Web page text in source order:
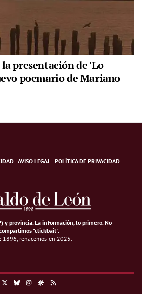
la presentación de 'Lo
poemario de Mariano
AVISO LEGAL POLÍTICA DE PRIVACIDAD
y provincia. La información, lo primero.No
"clickbait".
1896, renacemos en 2025.
BlueskyInstagramGoogle Discover